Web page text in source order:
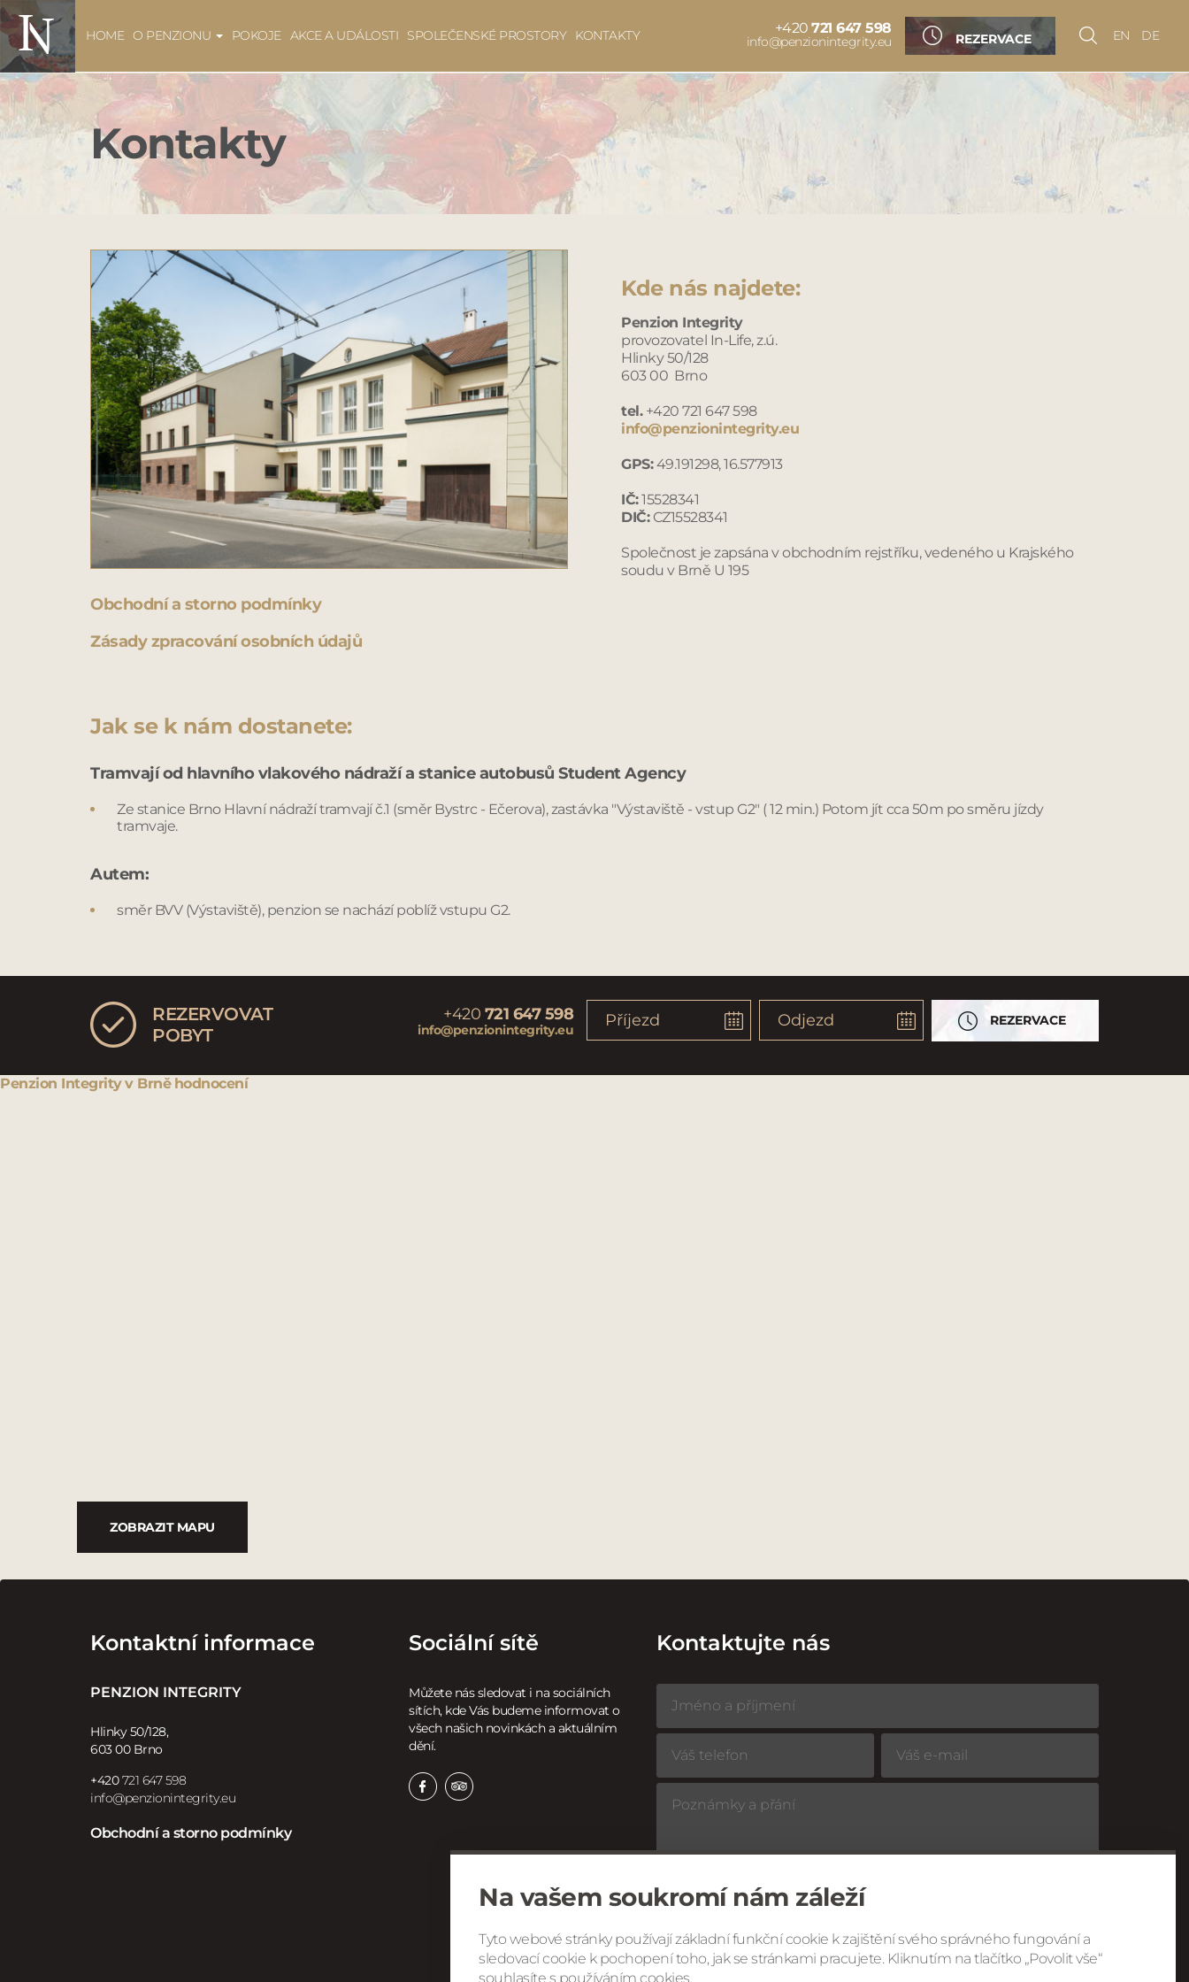
Na vašem soukromí nám záleží
Tyto webové stránky používají základní funkční cookie k zajištění svého správného fungování a
sledovací cookie k pochopení toho, jak se stránkami pracujete. Kliknutím na tlačítko „Povolit vše“
souhlasíte s používáním cookies.
HOME O PENZIONU POKOJE AKCE A UDÁLOSTI SPOLEČENSKÉ PROSTORY KONTAKTY EN DE
REZERVACE
+420 721 647 598
info@penzionintegrity.eu
Kontakty
Obchodní a storno podmínky
Zásady zpracování osobních údajů
Kde nás najdete:
Penzion Integrity
provozovatel In-Life, z.ú.
Hlinky 50/128
603 00 Brno
tel. +420 721 647 598
info@penzionintegrity.eu
GPS:49.191298, 16.577913
IČ:15528341
DIČ:CZ15528341
Společnost je zapsána v obchodním rejstříku, vedeného u Krajského
soudu v Brně U 195
Jak se k nám dostanete:
Tramvají od hlavního vlakového nádraží a stanice autobusů Student Agency
Ze stanice Brno Hlavní nádraží tramvají č.1 (směr Bystrc - Ečerova), zastávka "Výstaviště - vstup G2" ( 12 min.) Potom jít cca 50m po směru jízdy
tramvaje.
Autem:
směr BVV (Výstaviště), penzion se nachází poblíž vstupu G2.
REZERVOVAT
POBYT
REZERVACE
+420 721 647 598
info@penzionintegrity.eu
Penzion Integrityv Brně hodnocení
ZOBRAZIT MAPU
Kontaktní informace
PENZION INTEGRITY
Hlinky 50/128,
603 00 Brno
+420721 647 598
info@penzionintegrity.eu
Obchodní a storno podmínky
Sociální sítě
Můžete nás sledovat i na sociálních
sítích, kde Vás budeme informovat o
všech našich novinkách a aktuálním
dění.
Kontaktujte nás
Souhlasím sezpracováním osobních údajů